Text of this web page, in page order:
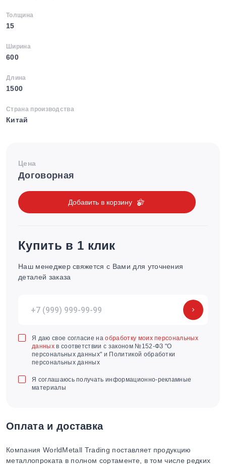
Толщина
15
Ширина
600
Длина
1500
Страна производства
Китай
Цена
Договорная
Добавить в корзину
Купить в 1 клик
Наш менеджер свяжется с Вами для уточнения
деталей заказа
Я даю свое согласие наобработку моих персональных
данныхв соответствии с законом №152-ФЗ "О
персональных данных" и Политикой обработки
персональных данных
Я соглашаюсь получать информационно-рекламные
материалы
Оплата и доставка
Компания WorldMetall Trading поставляет продукцию
металлопроката в полном сортаменте, в том числе редких